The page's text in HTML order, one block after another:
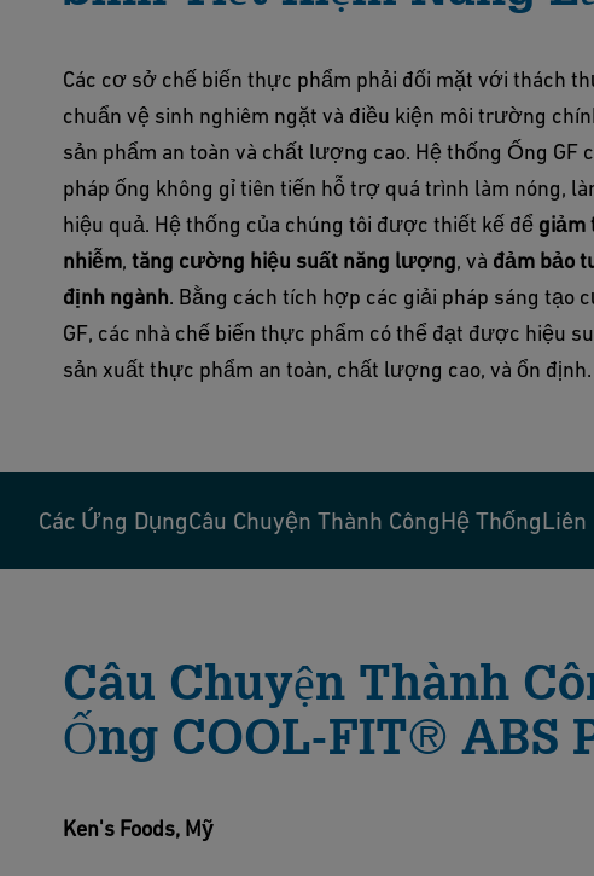
Các cơ sở chế biến thực phẩm phải đối mặt với thách
chuẩn vệ sinh nghiêm ngặt và điều kiện môi trường
sản phẩm an toàn và chất lượng cao. Hệ thống Ống GF
pháp ống không gỉ tiên tiến hỗ trợ quá trình làm nóng,
hiệu quả. Hệ thống của chúng tôi được thiết kế để giảm
nhiễm, tăng cường hiệu suất năng lượng, và đảm bảo
định ngành. Bằng cách tích hợp các giải pháp sáng tạo
GF, các nhà chế biến thực phẩm có thể đạt được hiệu
sản xuất thực phẩm an toàn, chất lượng cao, và ổn định.
Các Ứng DụngCâu Chuyện Thành CôngHệ ThốngLiên
Câu Chuyện Thành
Ống COOL-FIT® ABS
Ken's Foods, Mỹ